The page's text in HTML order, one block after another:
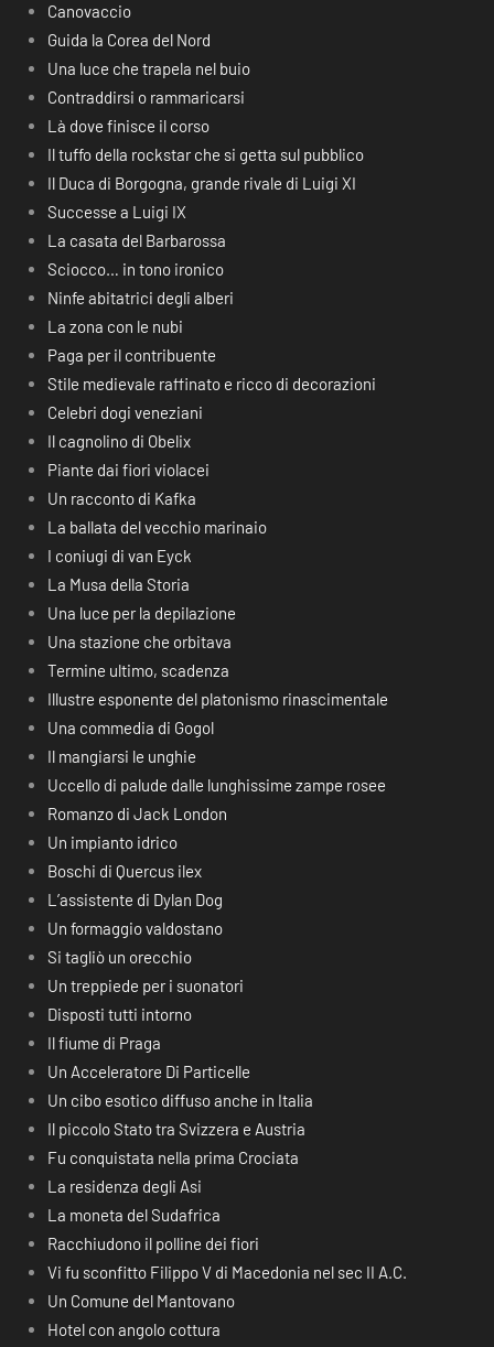
Canovaccio
Guida la Corea del Nord
Una luce che trapela nel buio
Contraddirsi o rammaricarsi
Là dove finisce il corso
Il tuffo della rockstar che si getta sul pubblico
Il Duca di Borgogna, grande rivale di Luigi XI
Successe a Luigi IX
La casata del Barbarossa
Sciocco… in tono ironico
Ninfe abitatrici degli alberi
La zona con le nubi
Paga per il contribuente
Stile medievale raffinato e ricco di decorazioni
Celebri dogi veneziani
Il cagnolino di Obelix
Piante dai fiori violacei
Un racconto di Kafka
La ballata del vecchio marinaio
I coniugi di van Eyck
La Musa della Storia
Una luce per la depilazione
Una stazione che orbitava
Termine ultimo, scadenza
Illustre esponente del platonismo rinascimentale
Una commedia di Gogol
Il mangiarsi le unghie
Uccello di palude dalle lunghissime zampe rosee
Romanzo di Jack London
Un impianto idrico
Boschi di Quercus ilex
L’assistente di Dylan Dog
Un formaggio valdostano
Si tagliò un orecchio
Un treppiede per i suonatori
Disposti tutti intorno
Il fiume di Praga
Un Acceleratore Di Particelle
Un cibo esotico diffuso anche in Italia
Il piccolo Stato tra Svizzera e Austria
Fu conquistata nella prima Crociata
La residenza degli Asi
La moneta del Sudafrica
Racchiudono il polline dei fiori
Vi fu sconfitto Filippo V di Macedonia nel sec II A.C.
Un Comune del Mantovano
Hotel con angolo cottura